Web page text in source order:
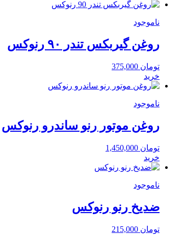
ناموجود
روغن گیربکس تندر ۹۰ رنوکس
تومان
خرید
ناموجود
روغن موتور رنو ساندرو رنوکس
تومان
خرید
ناموجود
ضدیخ رنو رنوکس
تومان